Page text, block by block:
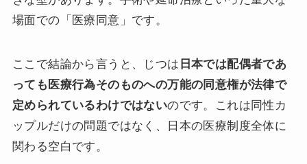
場面での「医療同意」です。
ここで結論から言うと、じつは 日本では配偶者であ
っても医療行為そのものへの万能の同意権が法律で
定められているわけではないのです。これは同性カ
ップルだけの問題ではなく、日本の医療制度全体に
関わる空白です。